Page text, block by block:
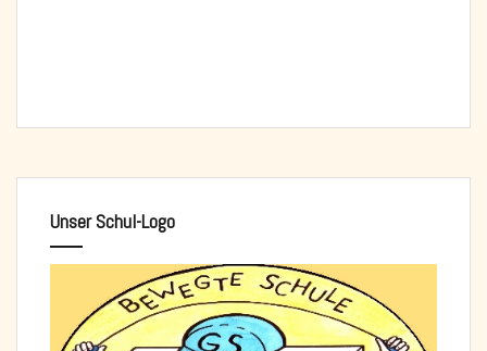
Unser Schul-Logo